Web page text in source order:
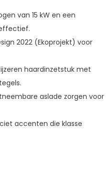
van 15 kW en een
2022 (Ekoprojekt) voor
haardinzetstuk met
aslade zorgen voor
accenten die klasse